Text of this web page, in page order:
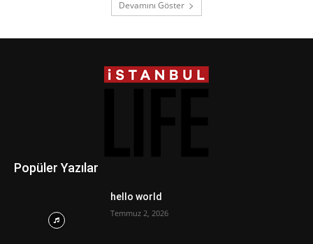
Devamını Göster
Popüler Yazılar
hello world
Temmuz 2, 2026